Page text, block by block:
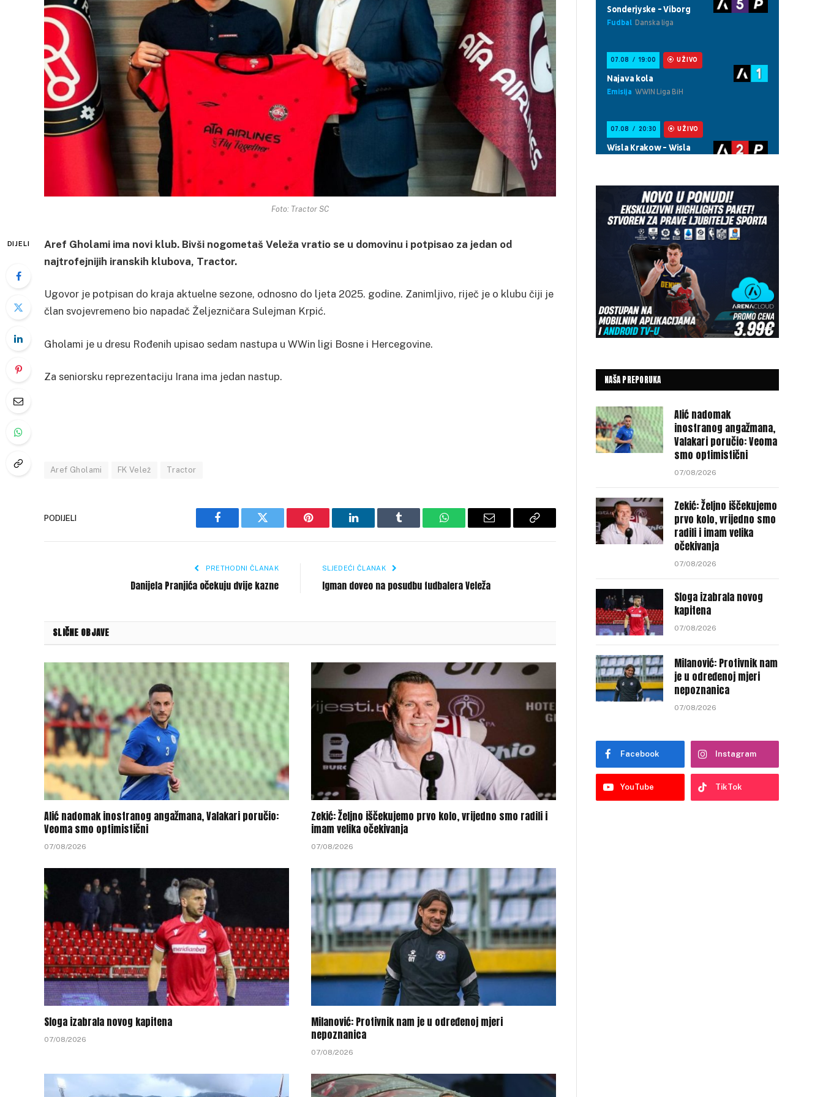
Foto: Tractor SC
DIJELI
Aref Gholami ima novi klub. Bivši nogometaš Veleža vratio se u domovinu i potpisao za jedan od
najtrofejnijih iranskih klubova, Tractor.
Ugovor je potpisan do kraja aktuelne sezone, odnosno do ljeta 2025. godine. Zanimljivo, riječ je o klubu čiji je
član svojevremeno bio napadač Željezničara Sulejman Krpić.
Gholami je u dresu Rođenih upisao sedam nastupa u WWin ligi Bosne i Hercegovine.
Za seniorsku reprezentaciju Irana ima jedan nastup.
Aref Gholami FK Velež Tractor
PODIJELI
Facebook Twitter Pinterest LinkedIn Tumblr WhatsAppEmail
Copy
PRETHODNI ČLANAK
Danijela Pranjića očekuju dvije kazne
SLJEDEĆI ČLANAK
Igman doveo na posudbu fudbalera Veleža
SLIČNE OBJAVE
Alić nadomak inostranog angažmana, Valakari poručio:
Veoma smo optimistični
07/08/2026
Zekić: Željno iščekujemo prvo kolo, vrijedno smo radili i
imam velika očekivanja
07/08/2026
Sloga izabrala novog kapitena
07/08/2026
Milanović: Protivnik nam je u određenoj mjeri
nepoznanica
07/08/2026
NAŠA PREPORUKA
Alić nadomak
inostranog angažmana,
Valakari poručio: Veoma
smo optimistični
07/08/2026
Zekić: Željno iščekujemo
prvo kolo, vrijedno smo
radili i imam velika
očekivanja
07/08/2026
Sloga izabrala novog
kapitena
07/08/2026
Milanović: Protivnik nam
je u određenoj mjeri
nepoznanica
07/08/2026
Facebook Instagram
YouTube TikTok